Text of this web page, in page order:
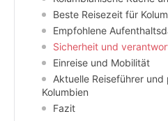
Beste Reisezeit für
Empfohlene
Sicherheit und
Einreise und Mobilität
Aktuelle Reiseführer
Kolumbien
Fazit